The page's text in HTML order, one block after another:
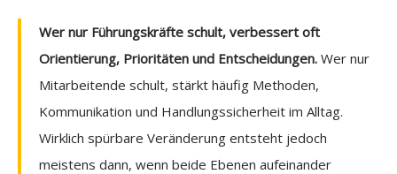
Wer nur Führungskräfte schult, verbessert oft
Orientierung, Prioritäten und Entscheidungen. Wer nur
Mitarbeitende schult, stärkt häufig Methoden,
Kommunikation und Handlungssicherheit im Alltag.
Wirklich spürbare Veränderung entsteht jedoch
meistens dann, wenn beide Ebenen aufeinander